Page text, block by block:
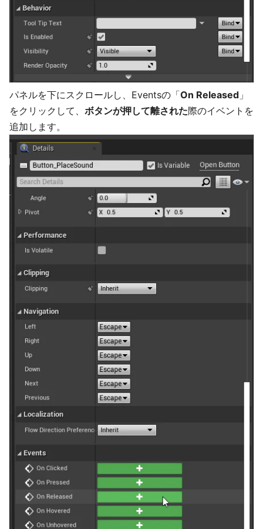
パネルを下にスクロールし、Eventsの「On Released 」
をクリックして、 ボタンが押して離された際のイベントを
追加します。